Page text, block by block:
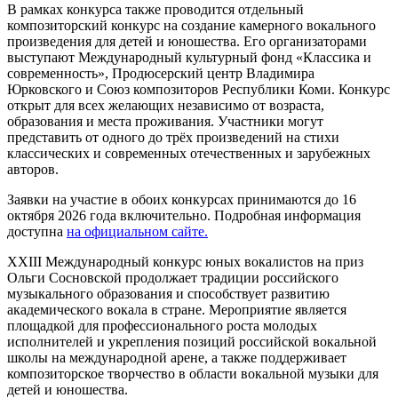
В рамках конкурса также проводится отдельный
композиторский конкурс на создание камерного вокального
произведения для детей и юношества. Его организаторами
выступают Международный культурный фонд «Классика и
современность», Продюсерский центр Владимира
Юрковского и Союз композиторов Республики Коми. Конкурс
открыт для всех желающих независимо от возраста,
образования и места проживания. Участники могут
представить от одного до трёх произведений на стихи
классических и современных отечественных и зарубежных
авторов.
Заявки на участие в обоих конкурсах принимаются до 16
октября 2026 года включительно. Подробная информация
доступна на официальном сайте.
XXIII Международный конкурс юных вокалистов на приз
Ольги Сосновской продолжает традиции российского
музыкального образования и способствует развитию
академического вокала в стране. Мероприятие является
площадкой для профессионального роста молодых
исполнителей и укрепления позиций российской вокальной
школы на международной арене, а также поддерживает
композиторское творчество в области вокальной музыки для
детей и юношества.